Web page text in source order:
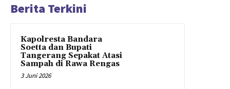
Berita Terkini
Kapolresta Bandara
Soetta dan Bupati
Tangerang Sepakat Atasi
Sampah di Rawa Rengas
3 Juni 2026